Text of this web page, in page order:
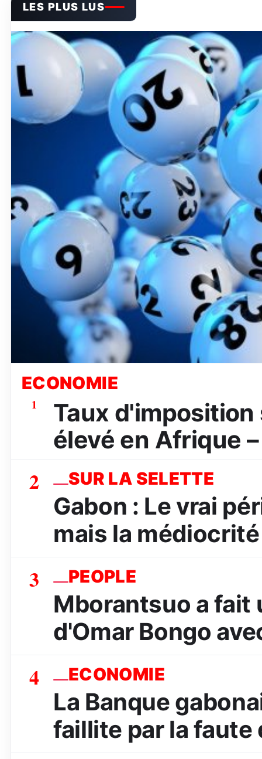
LES PLUS LUS
ECONOMIE
1
Taux
élevé en Afrique
2
SUR LA SELETTE
Gabon : Le vrai
mais la
3 PEOPLE
Mborantsuo a fait
d'Omar Bongo
4 ECONOMIE
La Banque
faillite par la faute